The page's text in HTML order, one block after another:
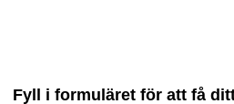
Fyll i formuläret för att få